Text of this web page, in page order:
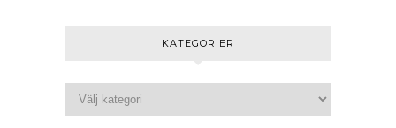
KATEGORIER